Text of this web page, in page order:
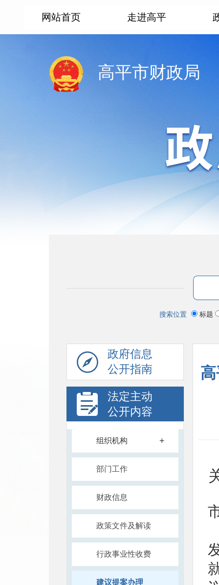
网站首页 走进高平
高平市财政局
搜索位置 标题
政府信息
公开指南
法定主动
公开内容
组织机构 +
部门工作
财政信息
政策文件及解读
行政事业性收费
建议提案办理